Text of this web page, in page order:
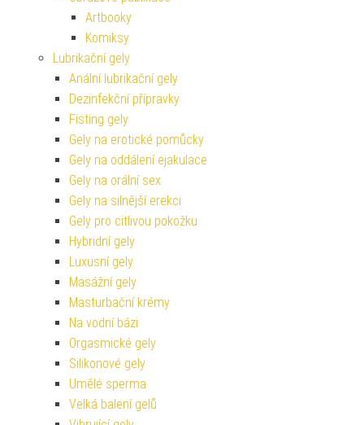
Artbooky
Komiksy
Lubrikační gely
Anální lubrikační gely
Dezinfekční přípravky
Fisting gely
Gely na erotické pomůcky
Gely na oddálení ejakulace
Gely na orální sex
Gely na silnější erekci
Gely pro citlivou pokožku
Hybridní gely
Luxusní gely
Masážní gely
Masturbační krémy
Na vodní bázi
Orgasmické gely
Silikonové gely
Umělé sperma
Velká balení gelů